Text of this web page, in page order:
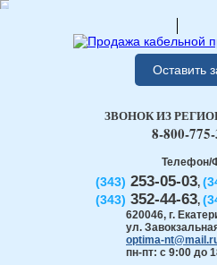
Оставить
Телефон/
(343) 253-05-03,
(343) 352-44-63,
620046, г.
ул.
optima-
пн-пт: с 9:00 до
ЗВОНОК ИЗ
8-800-